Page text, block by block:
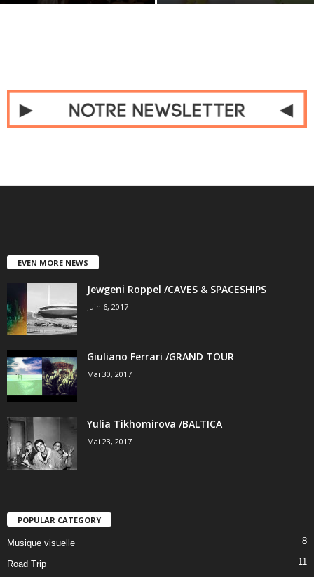
EVEN MORE NEWS
Jewgeni Roppel /CAVES & SPACESHIPS
Juin 6, 2017
Giuliano Ferrari /GRAND TOUR
Mai 30, 2017
Yulia Tikhomirova /BALTICA
Mai 23, 2017
POPULAR CATEGORY
Musique visuelle 8
Road Trip 11